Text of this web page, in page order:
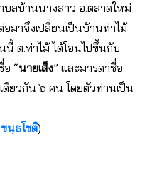
บลบ้านนางสาว อ.ตลาดใหม่
มาจึงเปลี่ยนเป็นบ้านท่าไม้
ต.ท่าไม้ ได้โอนไปขึ้นกับ
“นายเส็ง” และมารดาชื่อ
ยวกัน ๖ คน โดยตัวท่านเป็น
นฺธโชติ)